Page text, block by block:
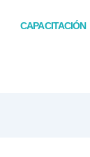
CAPACITACIÓN